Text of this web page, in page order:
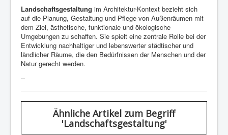
Landschaftsgestaltung im Architektur-Kontext bezieht sich
auf die Planung, Gestaltung und Pflege von Außenräumen mit
dem Ziel, ästhetische, funktionale und ökologische
Umgebungen zu schaffen. Sie spielt eine zentrale Rolle bei der
Entwicklung nachhaltiger und lebenswerter städtischer und
ländlicher Räume, die den Bedürfnissen der Menschen und der
Natur gerecht werden.
--
Ähnliche Artikel zum Begriff
'Landschaftsgestaltung'